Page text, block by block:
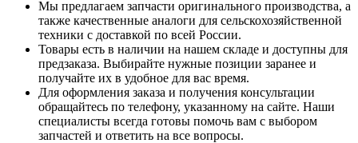
Мы предлагаем запчасти оригинального производства, а
также качественные аналоги для сельскохозяйственной
техники с доставкой по всей России.
Товары есть в наличии на нашем складе и доступны для
предзаказа. Выбирайте нужные позиции заранее и
получайте их в удобное для вас время.
Для оформления заказа и получения консультации
обращайтесь по телефону, указанному на сайте. Наши
специалисты всегда готовы помочь вам с выбором
запчастей и ответить на все вопросы.